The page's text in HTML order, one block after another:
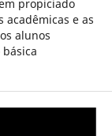
propiciado
e as
alunos